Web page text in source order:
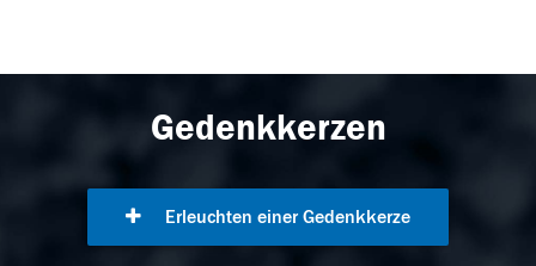
Gedenkkerzen
Erleuchten einer Gedenkkerze